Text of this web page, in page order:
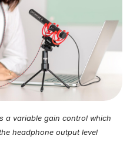
a variable gain control which
headphone output level